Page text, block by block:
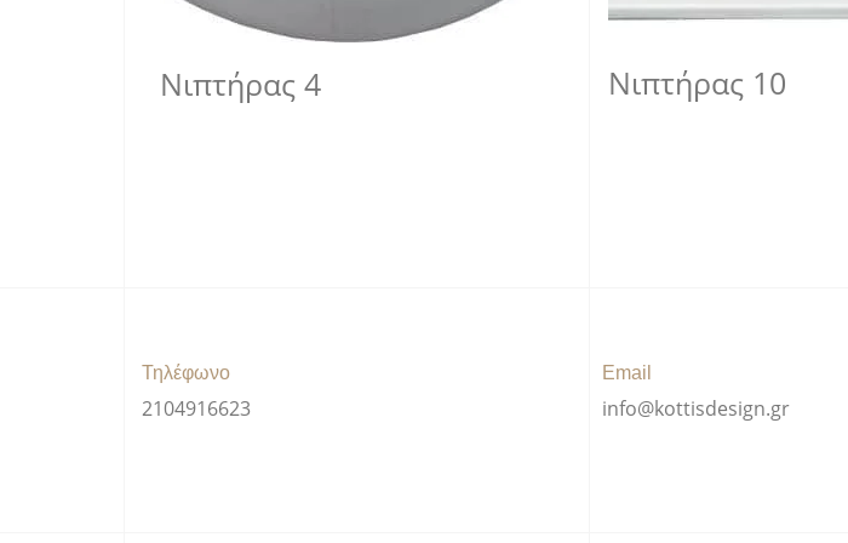
Νιπτήρας 4
Νιπτήρας 10
Τηλέφωνο
2104916623
Email
info@kottisdesign.gr